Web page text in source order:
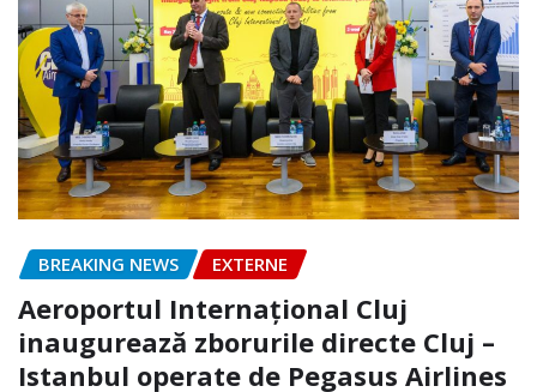
BREAKING NEWS EXTERNE
Aeroportul Internațional Cluj
inaugurează zborurile directe Cluj –
Istanbul operate de Pegasus Airlines